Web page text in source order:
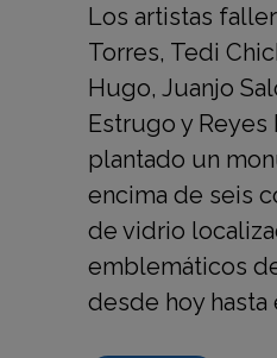
Los artistas
Torres, Tedi
Hugo, Juanjo
Estrugo y Reyes
plantado un
encima de seis
de vidrio
emblemáticos
desde hoy hasta